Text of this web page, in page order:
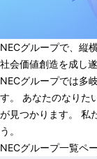
NECグループで、縦
社会価値創造を成し
NECグループでは多
す。
あなたのなりた
が見つかります。
私
う。
NECグループ一覧ペ